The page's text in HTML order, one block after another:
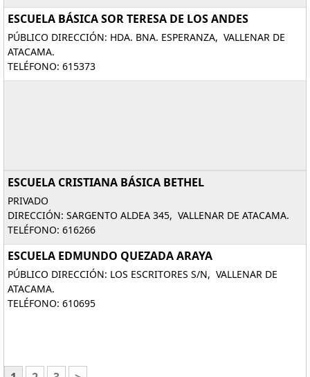
ESCUELA BÁSICA SOR TERESA DE LOS ANDES
PÚBLICO DIRECCIÓN: HDA. BNA. ESPERANZA, VALLENAR DE
ATACAMA.
TELÉFONO: 615373
ESCUELA CRISTIANA BÁSICA BETHEL
PRIVADO
DIRECCIÓN: SARGENTO ALDEA 345, VALLENAR DE ATACAMA.
TELÉFONO: 616266
ESCUELA EDMUNDO QUEZADA ARAYA
PÚBLICO DIRECCIÓN: LOS ESCRITORES S/N, VALLENAR DE
ATACAMA.
TELÉFONO: 610695